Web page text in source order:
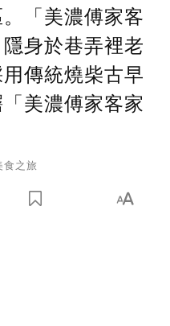
「美濃傅家客
身於巷弄裡老
傳統燒柴古早
美濃傅家客家
食之旅